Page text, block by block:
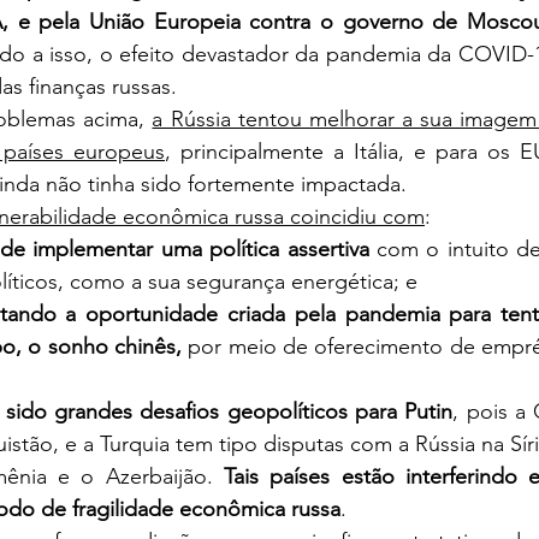
e pela União Europeia contra o governo de
a isso, o efeito devastador da pandemia da
finanças russas.
acima,
a Rússia tentou melhorar a sua
europeus, principalmente a Itália, e para os
não tinha sido fortemente impactada.
econômica russa coincidiu com:
implementar uma política assertiva com o intuito
como a sua segurança energética; e
a oportunidade criada pela pandemia para
o sonho chinês, por meio de oferecimento de
grandes desafios geopolíticos para Putin, pois a
e a Turquia tem tipo disputas com a Rússia na
e o Azerbaijão. Tais países estão interferindo
de fragilidade econômica russa.